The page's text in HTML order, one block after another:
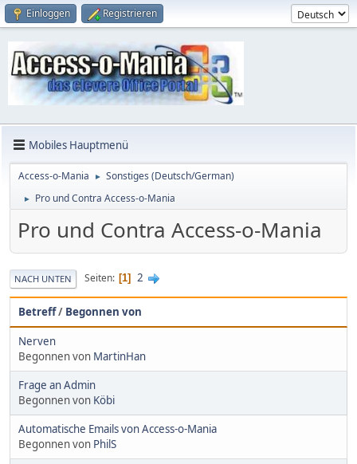
Einloggen Registrieren
Mobiles Hauptmenü
Access-o-Mania ► Sonstiges (Deutsch/German)
► Pro und Contra Access-o-Mania
Pro und Contra Access-o-Mania
NACH UNTEN Seiten 1 2
Betreff/ Begonnen von
Nerven
Begonnen von MartinHan
Frage an Admin
Begonnen von Köbi
Automatische Emails von Access-o-Mania
Begonnen von PhilS